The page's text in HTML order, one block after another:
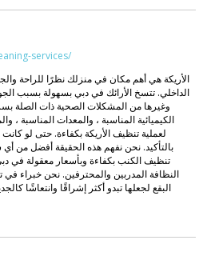
services/
الأريكة هي أهم مكان في منزلك نظرًا للراحة
الداخلي. تتسخ الأرائك في دبي بسهولة بسبب
وغيرها من المشكلات الصحية ذات الصلة
الكيميائية المناسبة ، والمعدات المناسبة
لعملية تنظيف الأريكة بكفاءة. حتى لو
بالتأكيد. نحن نفهم هذه الحقيقة أفضل من
تنظيف الكنب بكفاءة وبأسعار معقولة
النظافة المدربين والمحترفين. نحن خبراء في
البقع لجعلها تبدو أكثر إشراقًا وانتعاشًا